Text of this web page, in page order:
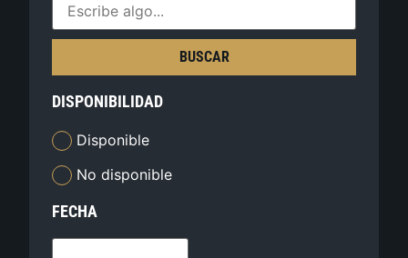
BUSCAR
DISPONIBILIDAD
Disponible
No disponible
FECHA